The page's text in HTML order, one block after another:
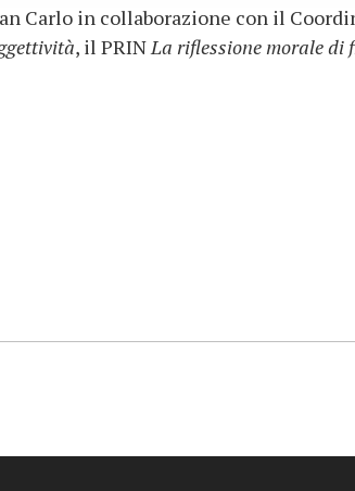
Carlo in collaborazione con il
, il PRINLa riflessione morale di